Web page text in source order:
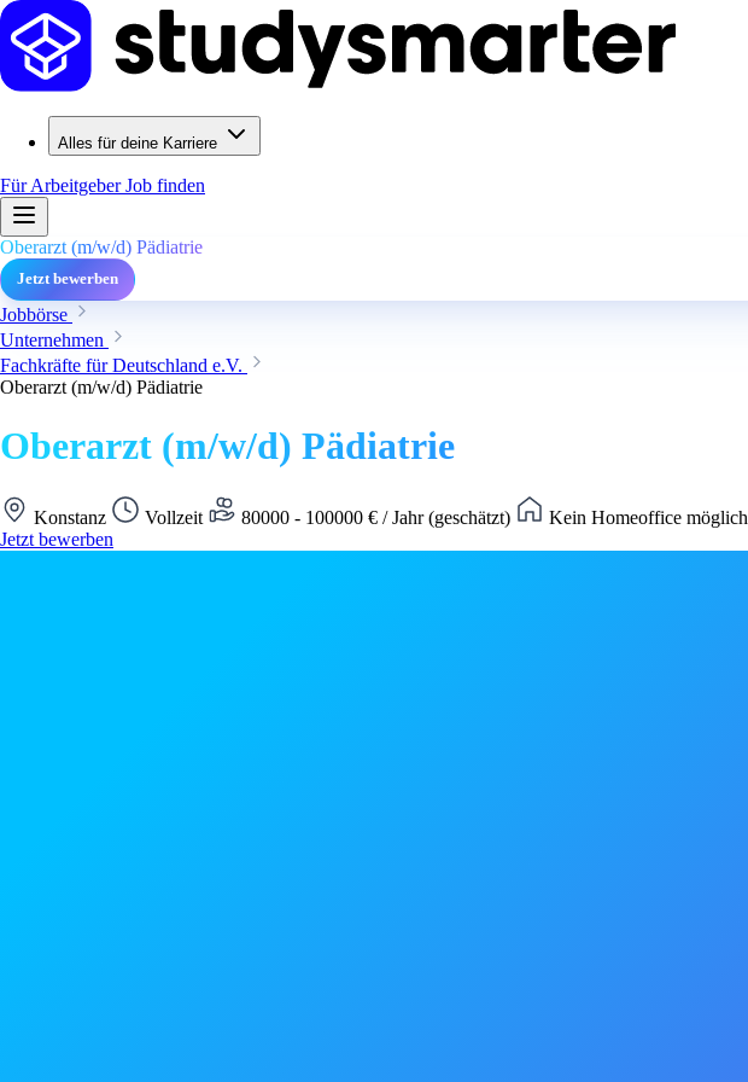
Alles für deine Karriere
Für ArbeitgeberJob finden
Oberarzt (m/w/d) Pädiatrie
Jetzt bewerben
Jobbörse
Unternehmen
Fachkräfte für Deutschland e.V.
Oberarzt (m/w/d) Pädiatrie
Oberarzt (m/w/d) Pädiatrie
Konstanz Vollzeit 80000 - 100000 € / Jahr (geschätzt)
Kein Homeoffice möglich
Jetzt bewerben